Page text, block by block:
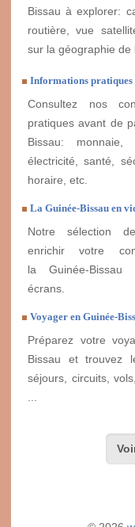
Bissau à explorer:
routière, vue
sur la géographie de
Informations pratiques
Consultez nos
pratiques avant de
Bissau: monnaie,
électricité, santé,
horaire, etc.
La Guinée-Bissau en
Notre sélection
enrichir votre
la Guinée-
écrans.
Voyager en Guinée-
Préparez votre
Bissau et trouvez
séjours, circuits,
...